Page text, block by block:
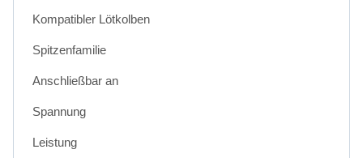
Kompatibler Lötkolben
Spitzenfamilie
Anschließbar an
Spannung
Leistung